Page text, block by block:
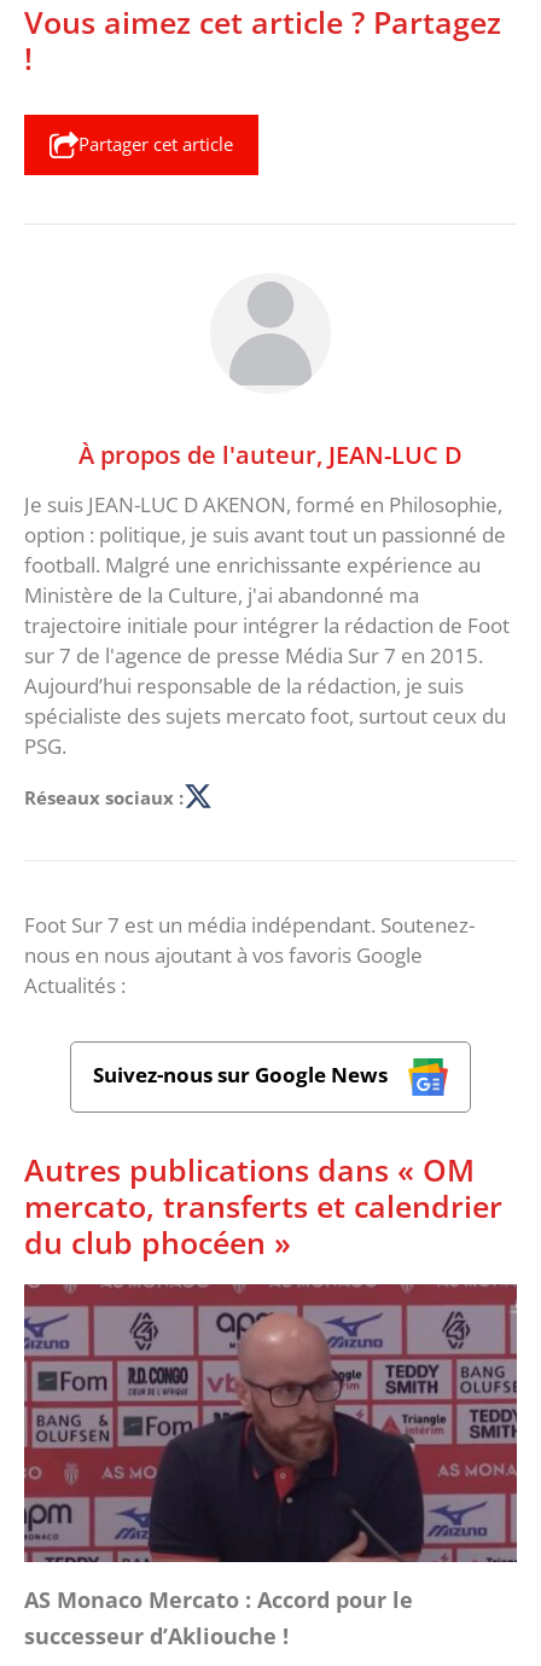
Vous aimez cet article ? Partagez
!
Partager cet article
À propos de l'auteur, JEAN-LUC D
Je suis JEAN-LUC D AKENON, formé en Philosophie,
option : politique, je suis avant tout un passionné de
football. Malgré une enrichissante expérience au
Ministère de la Culture, j'ai abandonné ma
trajectoire initiale pour intégrer la rédaction de Foot
sur 7 de l'agence de presse Média Sur 7 en 2015.
Aujourd’hui responsable de la rédaction, je suis
spécialiste des sujets mercato foot, surtout ceux du
PSG.
Réseaux sociaux :
Foot Sur 7 est un média indépendant. Soutenez-
nous en nous ajoutant à vos favoris Google
Actualités :
Suivez-nous sur Google News
Autres publications dans « OM
mercato, transferts et calendrier
du club phocéen »
AS Monaco Mercato : Accord pour le
successeur d’Akliouche !